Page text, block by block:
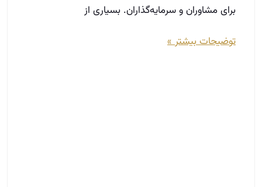
برای مشاوران و سرمایه‌گذاران. بسیاری از
توضیحات بیشتر »